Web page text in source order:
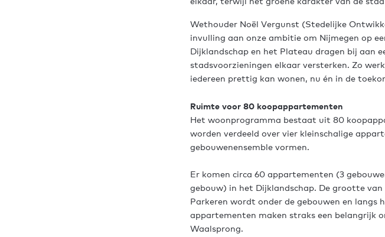
Wethouder Noël Vergunst (Stedelijke
invulling aan onze ambitie om Nijmegen op
Dijklandschap en het Plateau dragen bij aan
stadsvoorzieningen elkaar versterken. Zo
iedereen prettig kan wonen, nu én in de
Ruimte voor 80 koopappartementen
Het woonprogramma bestaat uit 80
worden verdeeld over vier kleinschalige
gebouwenensemble vormen.
Er komen circa 60 appartementen (3
gebouw) in het Dijklandschap. De grootte
Parkeren wordt onder de gebouwen en langs
appartementen maken straks een belangrijk
Waalsprong.